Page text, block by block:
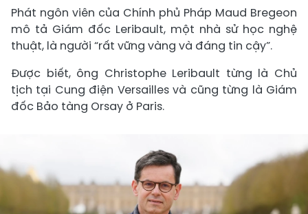
Phát ngôn viên của Chính phủ Pháp Maud Bregeon
mô tả Giám đốc Leribault, một nhà sử học nghệ
thuật, là người “rất vững vàng và đáng tin cậy”.
Được biết, ông Christophe Leribault từng là Chủ
tịch tại Cung điện Versailles và cũng từng là Giám
đốc Bảo tàng Orsay ở Paris.